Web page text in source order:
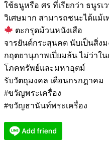
ใช้ธนูหรือ ศร ที่เรียกว่า ธนูร
วิเศษมาก สามารถชนะได้แม้เ
ตะกรุดม้วนหนังเสือ
จารยันต์กระสุนคต นับเป็นสิ่งม
กฤตยานุภาพเปี่ยมล้น ไม่ว่าใ
โภคทรัพย์และมหาอุตม์
รับวัตถุมงคล เดือนกรกฎาคม
#ขวัญพระเครื่อง
#ขวัญธานันท์พระเครื่อง